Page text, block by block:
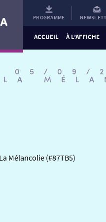
PROGRAMME
ACCUEIL À L’AFFICHE
05/
Mélancolie (#87TB5)